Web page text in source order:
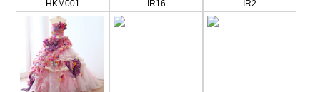
HKM001 IR16 IR2